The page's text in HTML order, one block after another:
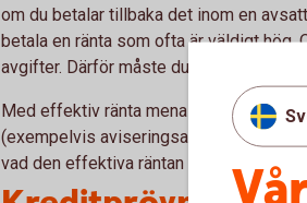
om du betalar tillbaka det inom en
betala en ränta som ofta är väldigt hög.
avgifter. Därför måste du som kund
Med effektiv ränta menas den totala
(exempelvis aviseringsavgifter och
vad den effektiva räntan är, och den